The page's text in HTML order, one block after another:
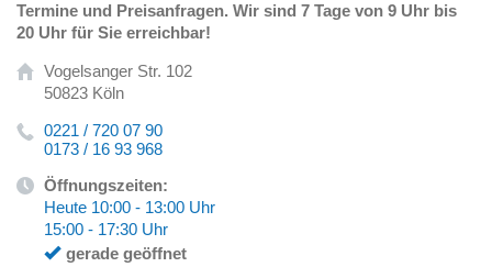
Termine und Preisanfragen. Wir sind 7 Tage von 9 Uhr bis
20 Uhr für Sie erreichbar!
Vogelsanger Str. 102
50823 Köln
0221 / 720 07 90
0173 / 16 93 968
Öffnungszeiten:
Heute 10:00 - 13:00 Uhr
15:00 - 17:30 Uhr
gerade geöffnet